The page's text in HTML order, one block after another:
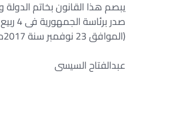
يبصم هذا القانون بخاتم
صدر برئاسة الجمهورية فى 4 ربيع الأول سنة 1439هـ
(الموافق 23 نوفمبر سنة 2017م).
عبدالفتاح السيسى